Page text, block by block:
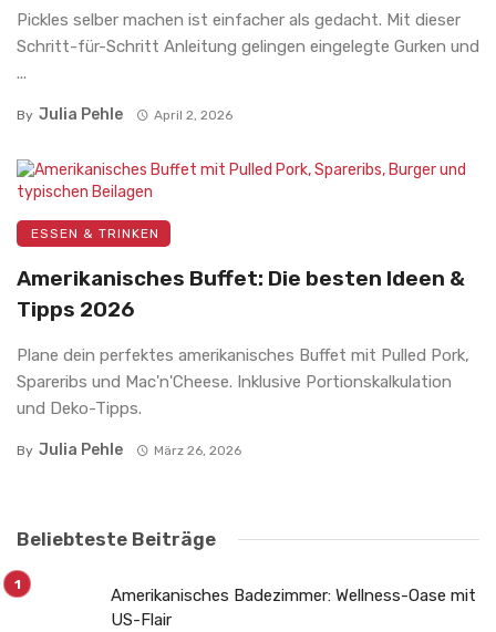
Pickles selber machen ist einfacher als gedacht. Mit dieser
Schritt-für-Schritt Anleitung gelingen eingelegte Gurken und
...
By Julia Pehle April 2, 2026
ESSEN & TRINKEN
Amerikanisches Buffet: Die besten Ideen &
Tipps 2026
Plane dein perfektes amerikanisches Buffet mit Pulled Pork,
Spareribs und Mac'n'Cheese. Inklusive Portionskalkulation
und Deko-Tipps.
By Julia Pehle März 26, 2026
Beliebteste Beiträge
Amerikanisches Badezimmer: Wellness-Oase mit
US-Flair